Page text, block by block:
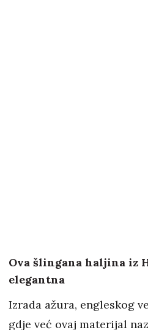
Ova šlingana haljina iz
elegantna
Izrada ažura, engleskog
gdje već ovaj materijal